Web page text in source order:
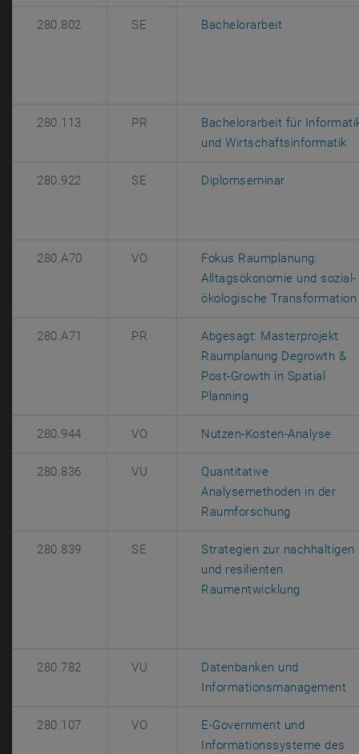
280.802 SE Bachelorarbeit
280.113 PR
Bachelorarbeit für
und Wirtschaftsinformatik,
280.922 SE Diplomseminar, öffnet eine
280.A70 VO
Fokus Raumplanung:
Alltagsökonomie und sozial-
ökologische Transformation
280.A71 PR
Abgesagt: Masterprojekt
Raumplanung Degrowth &
Post-Growth in Spatial
Planning
280.944 VO Nutzen-Kosten-Analyse
280.836 VU
Quantitative
Analysemethoden in der
Raumforschung
280.839 SE
Strategien zur nachhaltigen
und resilienten
Raumentwicklung
280.782 VU
Datenbanken und
Informationsmanagement
280.107 VO
E-Government und
Informationssysteme des